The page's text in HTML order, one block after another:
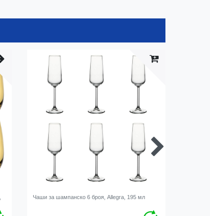
Чаши за шампанско 6 броя, Allegra, 195 мл